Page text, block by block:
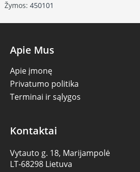
Žymos: 450101
Apie Mus
Apie įmonę
Privatumo politika
Terminai ir sąlygos
Kontaktai
Vytauto g. 18, Marijampolė
LT-68298 Lietuva